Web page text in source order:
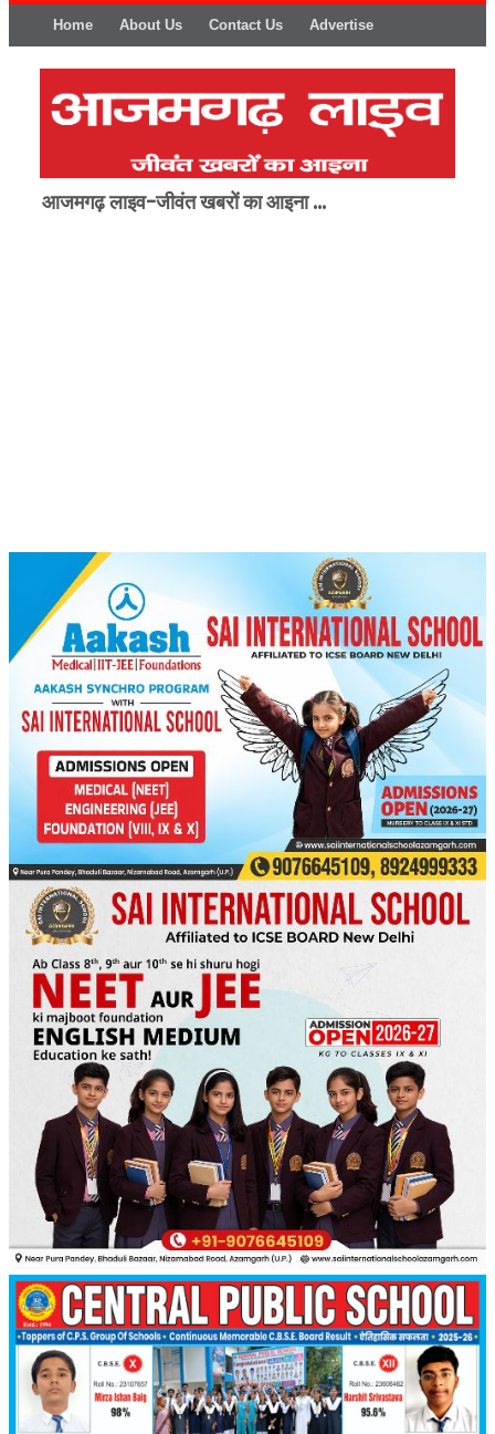
Home About Us Contact Us Advertise
आजमगढ़ लाइव-जीवंत खबरों का आइना ...